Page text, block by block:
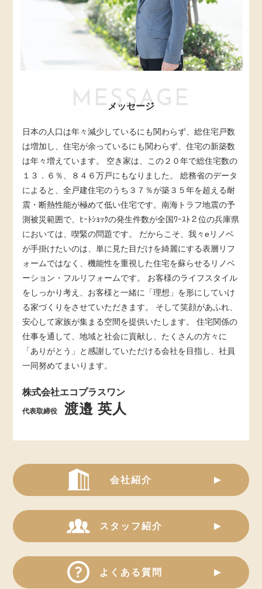
MESSAGE
メッセージ
日本の人口は年々減少しているにも関わらず、総住宅戸数
は増加し、住宅が余っているにも関わらず、住宅の新築数
は年々増えています。 空き家は、この２０年で総住宅数の
１３．６％、８４６万戸にもなりました。 総務省のデータ
によると、全戸建住宅のうち３７％が築３５年を超える耐
震・断熱性能が極めて低い住宅です。南海トラフ地震の予
測被災範囲で、ﾋｰﾄｼｮｯｸの発生件数が全国ﾜｰｽﾄ２位の兵庫県
においては、喫緊の問題です。 だからこそ、我々eリノベ
が手掛けたいのは、単に見た目だけを綺麗にする表層リフ
ォームではなく、機能性を重視した住宅を蘇らせるリノベ
ーション・フルリフォームです。 お客様のライフスタイル
をしっかり考え、お客様と一緒に「理想」を形にしていけ
る家づくりをさせていただきます。 そして笑顔があふれ、
安心して家族が集まる空間を提供いたします。 住宅関係の
仕事を通して、地域と社会に貢献し、たくさんの方々に
「ありがとう」と感謝していただける会社を目指し、社員
一同努めてまいります。
株式会社エコプラスワン
代表取締役 渡邉 英人
会社紹介
スタッフ紹介
よくある質問